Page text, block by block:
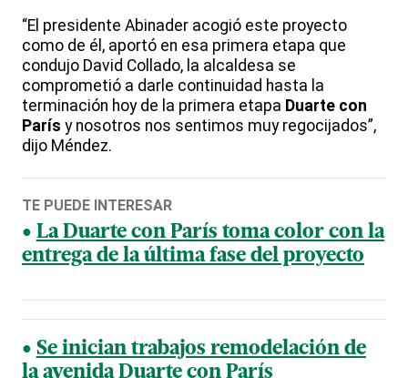
“El presidente Abinader acogió este proyecto
como de él, aportó en esa primera etapa que
condujo David Collado, la alcaldesa se
comprometió a darle continuidad hasta la
terminación hoy de la primera etapa Duarte con
París y nosotros nos sentimos muy regocijados”,
dijo Méndez.
TE PUEDE INTERESAR
La Duarte con París toma color con la
entrega de la última fase del proyecto
Se inician trabajos remodelación de
la avenida Duarte con París